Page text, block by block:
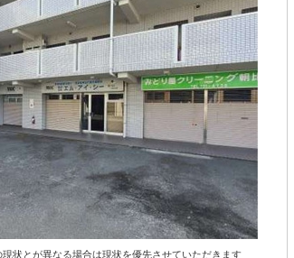
状とが異なる場合は現状を優先させていただきます